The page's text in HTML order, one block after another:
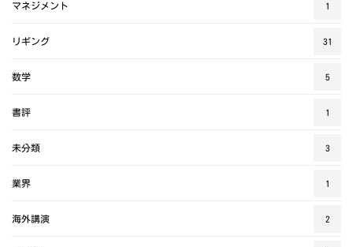
マネジメント 1
リギング 31
数学 5
書評 1
未分類 3
業界 1
海外講演 2